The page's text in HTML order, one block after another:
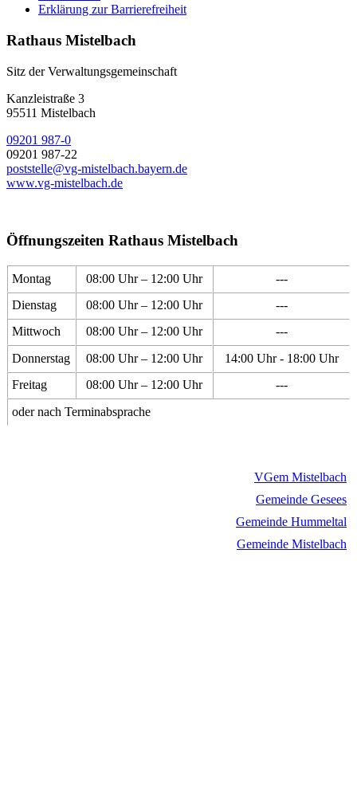
Erklärung zur Barrierefreiheit
Rathaus Mistelbach
Sitz der Verwaltungsgemeinschaft
Kanzleistraße 3
95511 Mistelbach
09201 987-0
09201 987-22
poststelle@vg-mistelbach.bayern.de
www.vg-mistelbach.de
Öffnungszeiten Rathaus Mistelbach
Montag 08:00 Uhr – 12:00 Uhr
---
Dienstag
08:00 Uhr – 12:00 Uhr
---
Mittwoch
08:00 Uhr – 12:00 Uhr
---
Donnerstag
08:00 Uhr – 12:00 Uhr
14:00 Uhr - 18:00 Uhr
Freitag
08:00 Uhr – 12:00 Uhr
---
oder nach Terminabsprache
VGem Mistelbach
Gemeinde Gesees
Gemeinde Hummeltal
Gemeinde Mistelbach